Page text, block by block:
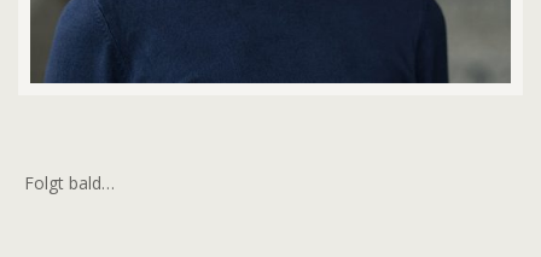
Folgt bald…